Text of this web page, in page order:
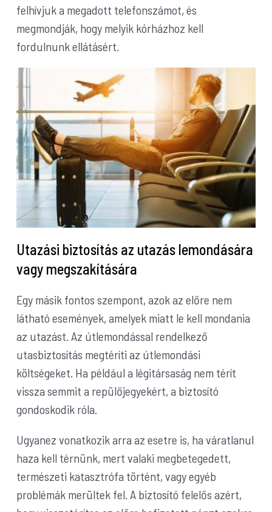
felhívjuk a megadott telefonszámot, és
megmondják, hogy melyik kórházhoz kell
fordulnunk ellátásért.
Utazási biztosítás az utazás lemondására
vagy megszakítására
Egy másik fontos szempont, azok az előre nem
látható események, amelyek miatt le kell mondania
az utazást. Az útlemondással rendelkező
utasbiztosítás megtéríti az útlemondási
költségeket. Ha például a légitársaság nem térít
vissza semmit a repülőjegyekért, a biztosító
gondoskodik róla.
Ugyanez vonatkozik arra az esetre is, ha váratlanul
haza kell térnünk, mert valaki megbetegedett,
természeti katasztrófa történt, vagy egyéb
problémák merültek fel. A biztosító felelős azért,